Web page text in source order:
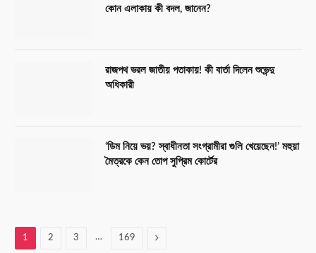
কোন এলাকায় কী বদল, জানেন?
রাজপথ ভরল জাতীয় পতাকায়! কী বার্তা দিলেন শুভেন্দু
অধিকারী
‘ডিম নিয়ে ভয়? স্বাধীনতা সংগ্রামীরা গুলি খেয়েছেন!’ মহুয়া
মৈত্রকে কেন তোপ সুপ্রিম কোর্টের
1 2 3 … 169 Next